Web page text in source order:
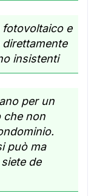
e
insistenti
per un
che non
può ma
de